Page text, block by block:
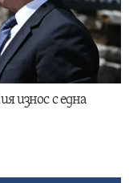
износ с една